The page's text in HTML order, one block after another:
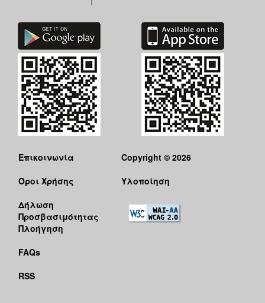
Επικοινωνία
Όροι Χρήσης
Δήλωση
Προσβασιμότητας
Πλοήγηση
FAQs
RSS
Copyright © 2026
Υλοποίηση